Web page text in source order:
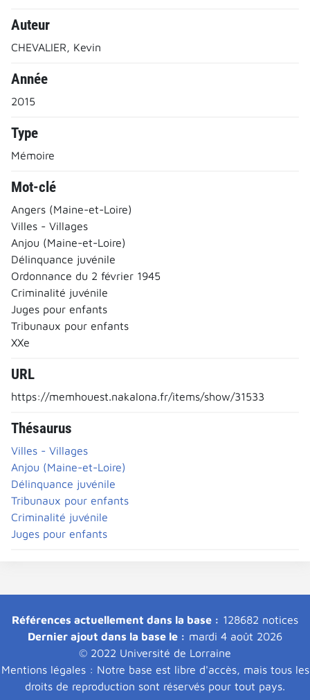
Auteur
CHEVALIER, Kevin
Année
2015
Type
Mémoire
Mot-clé
Angers (Maine-et-Loire)
Villes - Villages
Anjou (Maine-et-Loire)
Délinquance juvénile
Ordonnance du 2 février 1945
Criminalité juvénile
Juges pour enfants
Tribunaux pour enfants
XXe
URL
https://memhouest.nakalona.fr/items/show/31533
Thésaurus
Villes - Villages
Anjou (Maine-et-Loire)
Délinquance juvénile
Tribunaux pour enfants
Criminalité juvénile
Juges pour enfants
Références actuellement dans la base : 128682 notices
Dernier ajout dans la base le : mardi 4 août 2026
© 2022 Université de Lorraine
Mentions légales : Notre base est libre d'accès, mais tous les
droits de reproduction sont réservés pour tout pays.